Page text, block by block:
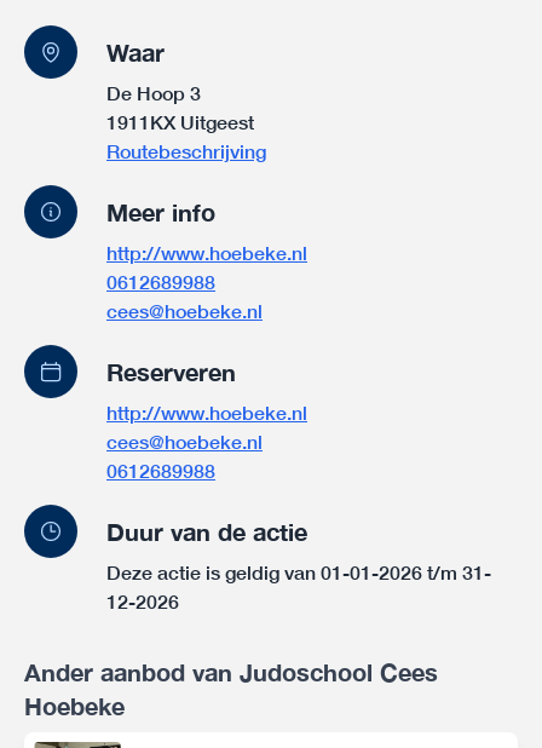
Waar
De Hoop 3
1911KX Uitgeest
Routebeschrijving
Meer info
http://www.hoebeke.nl
0612689988
cees@hoebeke.nl
Reserveren
http://www.hoebeke.nl
cees@hoebeke.nl
0612689988
Duur van de actie
Deze actie is geldig van 01-01-2026 t/m 31-
12-2026
Ander aanbod van Judoschool Cees
Hoebeke